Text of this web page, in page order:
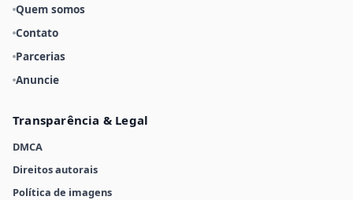
Quem somos
Contato
Parcerias
Anuncie
Transparência & Legal
DMCA
Direitos autorais
Política de imagens